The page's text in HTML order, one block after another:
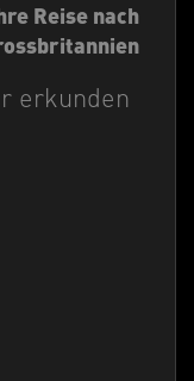
Reise nach
erkunden